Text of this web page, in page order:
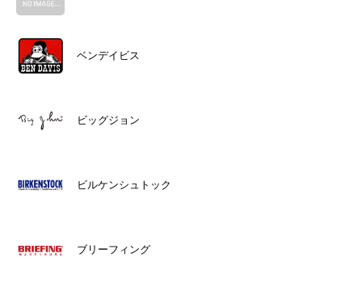
ベンデイビス
ビッグジョン
ビルケンシュトック
ブリーフィング